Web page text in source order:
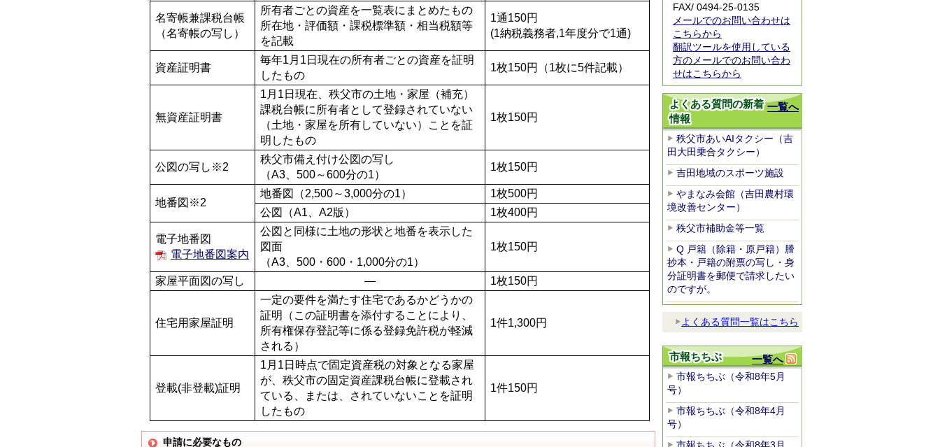
名寄帳兼課税台帳
（名寄帳の写し）
所有者ごとの資産を一覧表にまとめたもの
所在地・評価額・課税標準額・相当税額等
を記載
1通150円
(1納税義務者,1年度分で1通)
資産証明書
毎年1月1日現在の所有者ごとの資産を証明
したもの
1枚150円（1枚に5件記載）
無資産証明書
1月1日現在、秩父市の土地・家屋（補充）
課税台帳に所有者として登録されていない
（土地・家屋を所有していない）ことを証
明したもの
1枚150円
公図の写し※2
秩父市備え付け公図の写し
（A3、500～600分の1）
1枚150円
地番図※2
地番図（2,500～3,000分の1）
1枚500円
公図（A1、A2版）
1枚400円
電子地番図
電子地番図案内
公図と同様に土地の形状と地番を表示した
図面
（A3、500・600・1,000分の1）
1枚150円
家屋平面図の写し ― 1枚150円
住宅用家屋証明
一定の要件を満たす住宅であるかどうかの
証明（この証明書を添付することにより、
所有権保存登記等に係る登録免許税が軽減
される）
1件1,300円
登載(非登載)証明
1月1日時点で固定資産税の対象となる家屋
が、秩父市の固定資産課税台帳に登載され
ている、または、されていないことを証明
したもの
1件150円
申請に必要なもの
FAX/ 0494-25-0135
メールでのお問い合わせは
こちらから
翻訳ツールを使用している
方のメールでのお問い合わ
せはこちらから
一覧へ
よくある質問の新着
情報
秩父市あいAIタクシー（吉
田大田乗合タクシー）
吉田地域のスポーツ施設
やまなみ会館（吉田農村環
境改善センター）
秩父市補助金等一覧
Q 戸籍（除籍・原戸籍）謄
抄本・戸籍の附票の写し・身
分証明書を郵便で請求したい
のですが。
よくある質問一覧はこちら
一覧へ
市報ちちぶ
市報ちちぶ（令和8年5月
号）
市報ちちぶ（令和8年4月
号）